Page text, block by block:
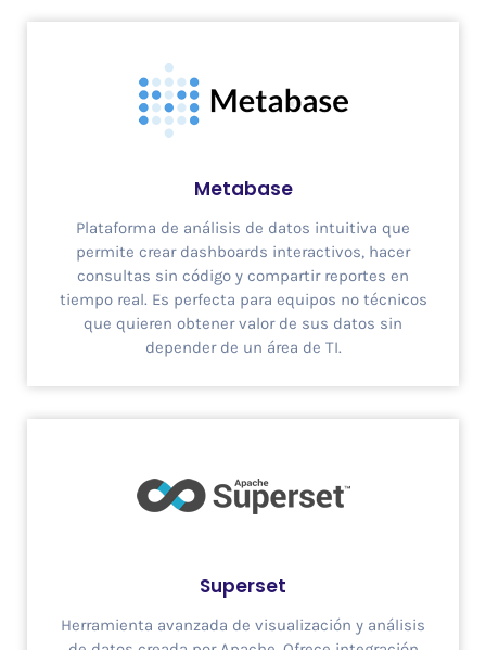
Metabase
Plataforma de análisis de datos intuitiva que
permite crear dashboards interactivos, hacer
consultas sin código y compartir reportes en
tiempo real. Es perfecta para equipos no técnicos
que quieren obtener valor de sus datos sin
depender de un área de TI.
Superset
Herramienta avanzada de visualización y análisis